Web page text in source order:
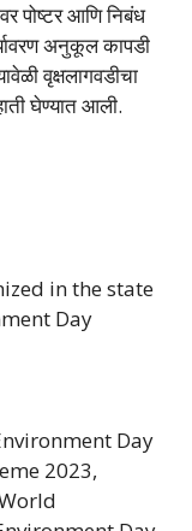
पोष्टर आणि निबंध
अनुकूल कापडी
वृक्षलागवडीचा
घेण्यात आली.
in the state
Day
Day
2023,